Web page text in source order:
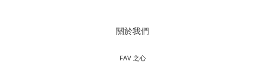
關於我們
FAV 之心